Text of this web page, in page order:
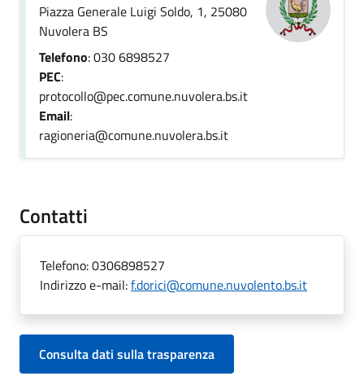
Piazza Generale Luigi Soldo, 1, 25080
Nuvolera BS
Telefono: 030 6898527
PEC:
protocollo@pec.comune.nuvolera.bs.it
Email:
ragioneria@comune.nuvolera.bs.it
Contatti
Telefono:0306898527
Indirizzo e-mail:f.dorici@comune.nuvolento.bs.it
Consulta dati sulla trasparenza